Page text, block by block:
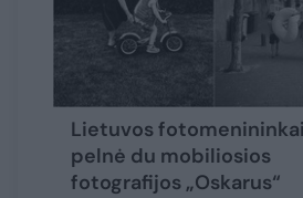
Lietuvos fotomenininkai
pelnė du mobiliosios
fotografijos „Oskarus“